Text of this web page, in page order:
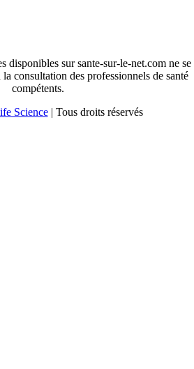
disponibles sur sante-sur-le-net.com ne se
consultation des professionnels de santé
compétents.
Science| Tous droits réservés